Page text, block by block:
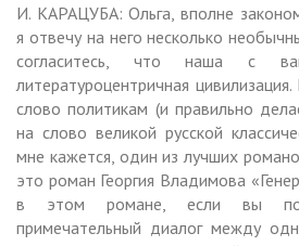
И. КАРАЦУБА: Ольга, вполне
я отвечу на него несколько
согласитесь, что наша с
литературоцентричная
слово политикам (и правильно
на слово великой русской
мне кажется, один из лучших
это роман Георгия Владимова
в этом романе, если вы
примечательный диалог между